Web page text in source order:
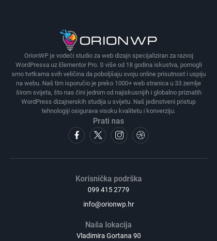
OrionWP je vodeći studio za web dizajn specijaliziran za razvoj
WordPressa uz Elementor Pro. S više od 18 godina iskustva, pomogli
smo tvrtkama svih veličina da poboljšaju svoju online prisutnost i uspiju
na webu. Naš tim isporučio je preko 1000+ web stranica u 33 zemlje
širom svijeta, što nas čini jednim od najiskusnijih i globalno priznatih
WordPress dizajnerskih studija u svijetu. Naš jedinstveni pristup
tehnologiji osigurava visoku kvalitetu i konverziju.
Prati nas
Korisnička podrška
099 415 2779
info@orionwp.hr
Naša lokacija
Vladimira Gortana 90